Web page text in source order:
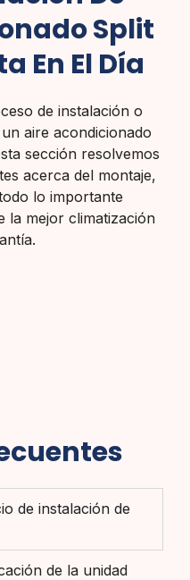
Split
En El Día
de instalación o
aire acondicionado
sección resolvemos
acerca del montaje,
lo importante
la mejor climatización
de instalación de
de la unidad